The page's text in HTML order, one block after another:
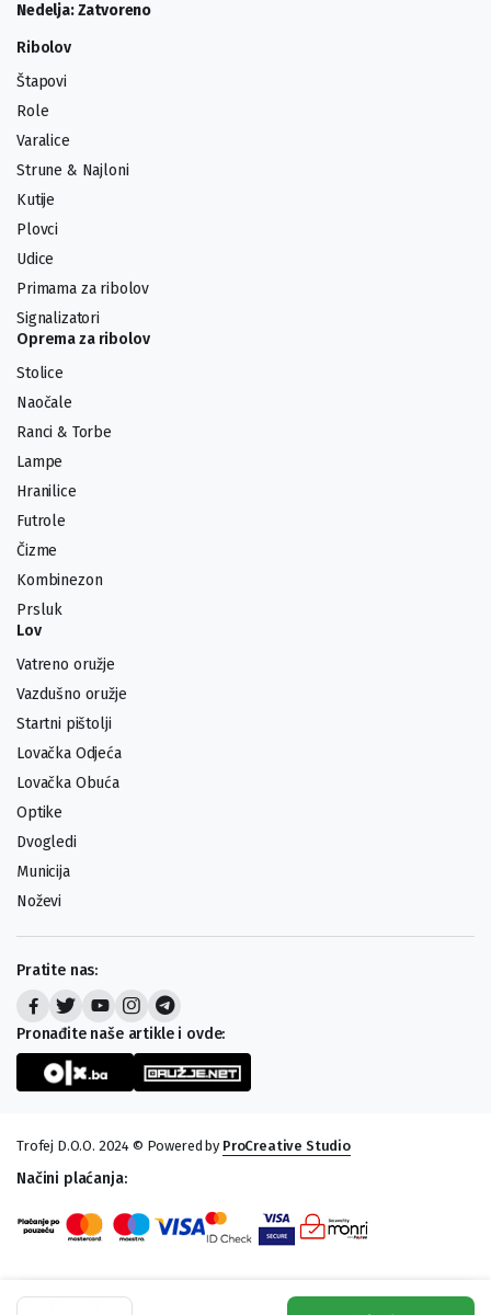
Nedelja: Zatvoreno
Ribolov
Štapovi
Role
Varalice
Strune & Najloni
Kutije
Plovci
Udice
Primama za ribolov
Signalizatori
Oprema za ribolov
Stolice
Naočale
Ranci & Torbe
Lampe
Hranilice
Futrole
Čizme
Kombinezon
Prsluk
Lov
Vatreno oružje
Vazdušno oružje
Startni pištolji
Lovačka Odjeća
Lovačka Obuća
Optike
Dvogledi
Municija
Noževi
Pratite nas:
Pronađite naše artikle i ovde:
Trofej D.O.O. 2024 © Powered by ProCreative Studio
Načini plaćanja: